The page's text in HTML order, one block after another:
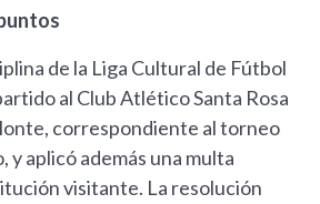
de la Liga Cultural de Fútbol
al Club Atlético Santa Rosa
correspondiente al torneo
aplicó además una multa
visitante. La resolución